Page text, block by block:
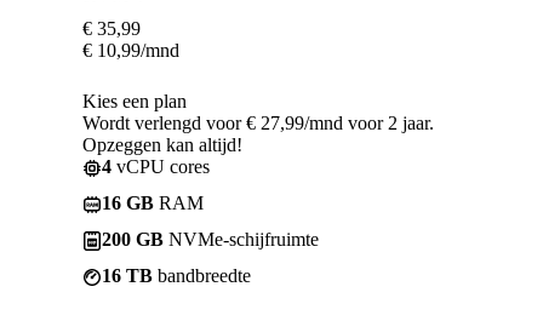
€ 35,99
€ 10,99/mnd
Kies een plan
Wordt verlengd voor € 27,99/mnd voor 2 jaar.
Opzeggen kan altijd!
4 vCPU cores
16 GB RAM
200 GB NVMe-schijfruimte
16 TB bandbreedte